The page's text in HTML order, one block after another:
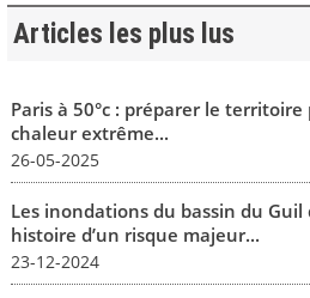
Articles les plus lus
Paris à 50°c : préparer le
chaleur extrême...
26-05-2025
Les inondations du bassin du Guil
histoire d’un risque majeur...
23-12-2024